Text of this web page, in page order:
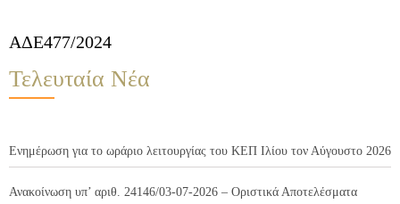
ΑΔΕ477/2024
Τελευταία Νέα
Ενημέρωση για το ωράριο λειτουργίας του ΚΕΠ Ιλίου τον Αύγουστο 2026
Ανακοίνωση υπ’ αριθ. 24146/03-07-2026 – Οριστικά Αποτελέσματα